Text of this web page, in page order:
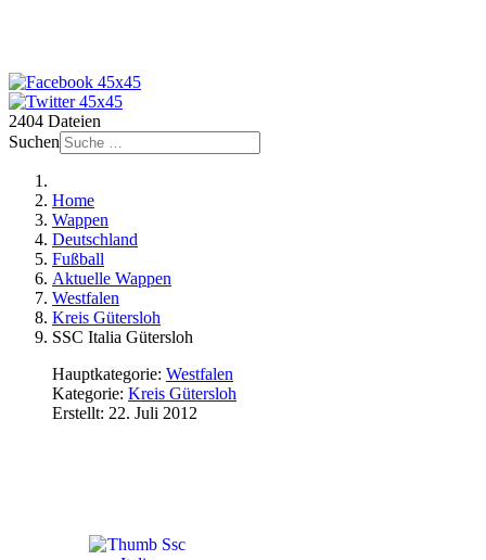
2404 Dateien
Suchen
Home
Wappen
Deutschland
Fußball
Aktuelle Wappen
Westfalen
Kreis Gütersloh
SSC Italia Gütersloh
Hauptkategorie: Westfalen
Kategorie: Kreis Gütersloh
Erstellt: 22. Juli 2012